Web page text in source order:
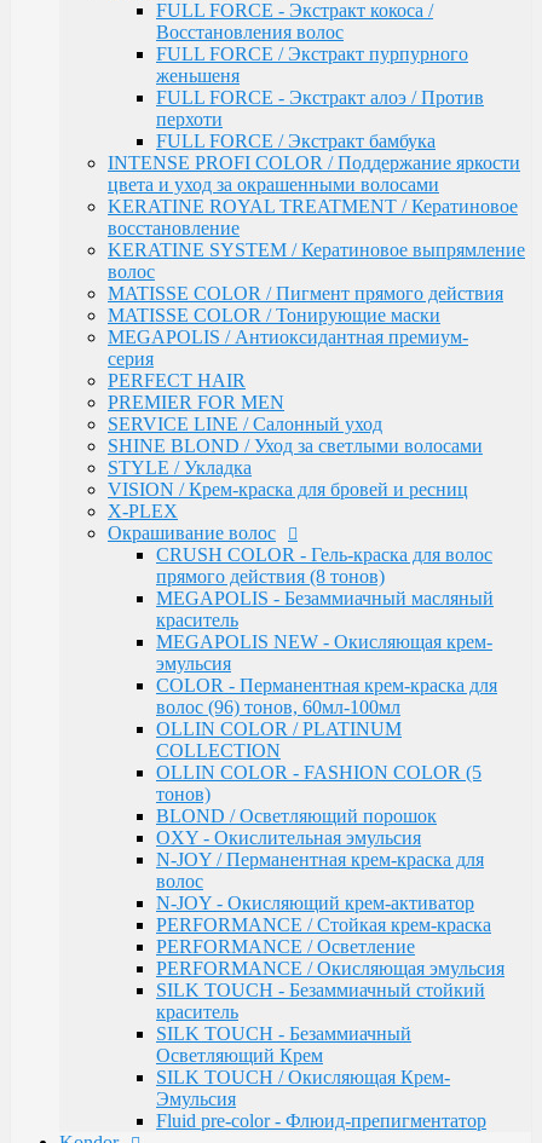
X-PLEX
Окрашивание волос
CRUSH COLOR - Гель-краска для волос
прямого действия (8 тонов)
MEGAPOLIS - Безаммиачный масляный
краситель
MEGAPOLIS NEW - Окисляющая крем-
эмульсия
COLOR - Перманентная крем-краска для
волос (96) тонов, 60мл-100мл
OLLIN COLOR / PLATINUM COLLECTION
OLLIN COLOR - FASHION COLOR (5
BLOND / Осветляющий порошок
OXY - Окислительная эмульсия
N-JOY / Перманентная крем-краска для
N-JOY - Окисляющий крем-активатор
PERFORMANCE / Стойкая крем-краска
PERFORMANCE / Осветление
PERFORMANCE / Окисляющая эмульсия
SILK TOUCH - Безаммиачный стойкий
краситель
SILK TOUCH - Безаммиачный
Осветляющий Крем
SILK TOUCH / Окисляющая Крем-Эмульсия
Fluid pre-color - Флюид-препигментатор
ARABIAN SPA / Сандал для волос и кожи голоаы
ARABIAN SPA / Сандал для тела
SKINCARE / Для лица
FAST SHADE / Краситель для волос и бороды
HAIR & BODY / Волосы & Тело
MY BEARD / Борода, Усы, Бритье
RE STYLE / Стайлинговые средства
Инструменты & Аксессуары
Парфюмерное мыло
Парфюмерия
Constant Delight
Repair / Для поврежденных волос
Лосьон для удаления красителя
5 Magic Oil / Уход и стайлинг
Fixing
Pre-Styling
Styling
BARBER & MEN'S / Косметика для мужчин
C-Line / Сохранение цвета
Лаки для волос
Oxigent / Оксигенты
Осветляющий порошок
Delight TRIONFO / Окрашивания волос
Краска для бровей
Crema Colorante Vit C / Краситель с витамином С
FULL FORCE - Экстракт кокоса /
Восстановления волос
FULL FORCE / Экстракт пурпурного
женьшеня
FULL FORCE - Экстракт алоэ / Против
перхоти
FULL FORCE / Экстракт бамбука
INTENSE PROFI COLOR / Поддержание яркости
цвета и уход за окрашенными волосами
KERATINE ROYAL TREATMENT / Кератиновое
восстановление
KERATINE SYSTEM / Кератиновое выпрямление
волос
MATISSE COLOR / Пигмент прямого действия
MATISSE COLOR / Тонирующие маски
MEGAPOLIS / Антиоксидантная премиум-
серия
PERFECT HAIR
PREMIER FOR MEN
SERVICE LINE / Салонный уход
SHINE BLOND / Уход за светлыми волосами
STYLE / Укладка
VISION / Крем-краска для бровей и ресниц
X-PLEX
Окрашивание волос
CRUSH COLOR - Гель-краска для волос
прямого действия (8 тонов)
MEGAPOLIS - Безаммиачный масляный
краситель
MEGAPOLIS NEW - Окисляющая крем-
эмульсия
COLOR - Перманентная крем-краска для
волос (96) тонов, 60мл-100мл
OLLIN COLOR / PLATINUM
COLLECTION
OLLIN COLOR - FASHION COLOR (5
тонов)
BLOND / Осветляющий порошок
OXY - Окислительная эмульсия
N-JOY / Перманентная крем-краска для
волос
N-JOY - Окисляющий крем-активатор
PERFORMANCE / Стойкая крем-краска
PERFORMANCE / Осветление
PERFORMANCE / Окисляющая эмульсия
SILK TOUCH - Безаммиачный стойкий
краситель
SILK TOUCH - Безаммиачный
Осветляющий Крем
SILK TOUCH / Окисляющая Крем-
Эмульсия
Fluid pre-color - Флюид-препигментатор